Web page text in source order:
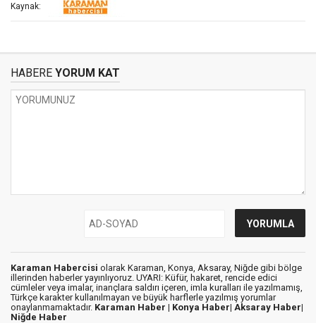
Kaynak:
HABERE YORUM KAT
Karaman Habercisi olarak Karaman, Konya, Aksaray, Niğde gibi bölge
illerinden haberler yayınlıyoruz. UYARI: Küfür, hakaret, rencide edici
cümleler veya imalar, inançlara saldırı içeren, imla kuralları ile yazılmamış,
Türkçe karakter kullanılmayan ve büyük harflerle yazılmış yorumlar
onaylanmamaktadır. Karaman Haber | Konya Haber| Aksaray Haber|
Niğde Haber